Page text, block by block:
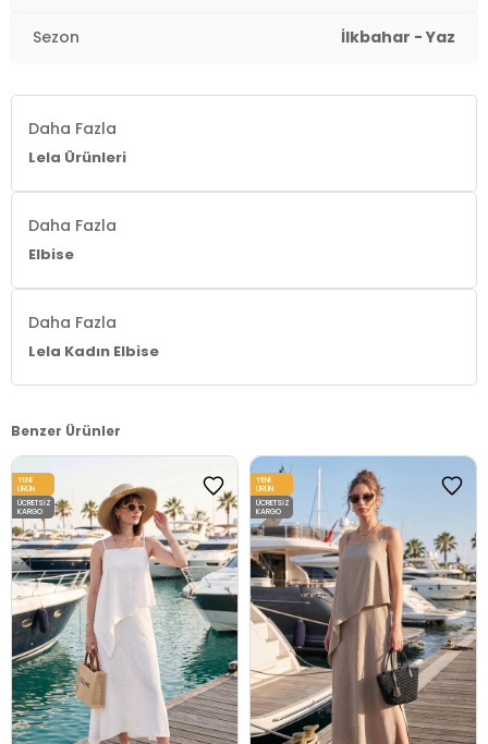
Kalıp Bilgisi:
Menşei:Türkiye
2DY6782106.42
Sezon İlkbahar - Yaz
Daha Fazla
Lela Ürünleri
Daha Fazla
Elbise
Daha Fazla
Lela Kadın Elbise
Benzer Ürünler
YENI
ÜRÜN
ÜCRETSIZ
KARGO
YENI
ÜRÜN
ÜCRETSIZ
KARGO